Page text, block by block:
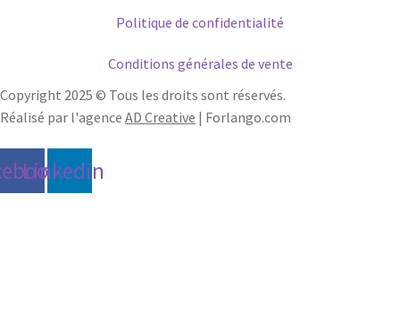
Politique de confidentialité
Conditions générales de vente
Copyright 2025 © Tous les droits sont réservés.
Réalisé par l'agence AD Creative | Forlango.com
Linkedin